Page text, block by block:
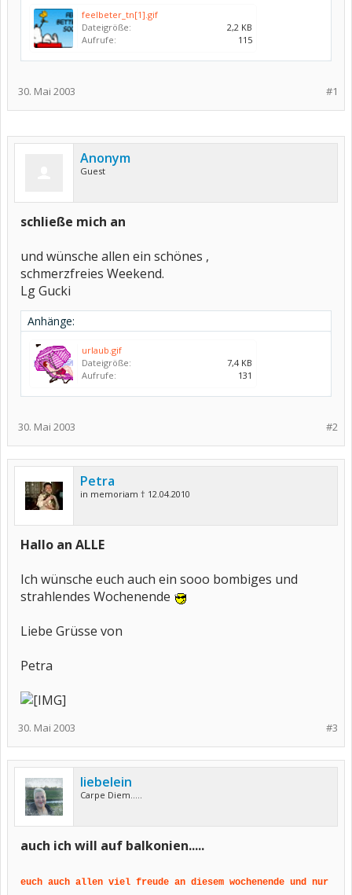
feelbeter_tn[1].gif
Dateigröße:
2,2 KB
Aufrufe:
115
#1
30. Mai 2003
Anonym
Guest
schließe mich an
und wünsche allen ein schönes ,
schmerzfreies Weekend.
Lg Gucki
Anhänge:
urlaub.gif
Dateigröße:
7,4 KB
Aufrufe:
131
#2
30. Mai 2003
Petra
in memoriam † 12.04.2010
Hallo an ALLE
Ich wünsche euch auch ein sooo bombiges und
strahlendes Wochenende
Liebe Grüsse von
Petra
#3
30. Mai 2003
liebelein
Carpe Diem.....
auch ich will auf balkonien.....
euch auch allen viel freude an diesem wochenende und nur